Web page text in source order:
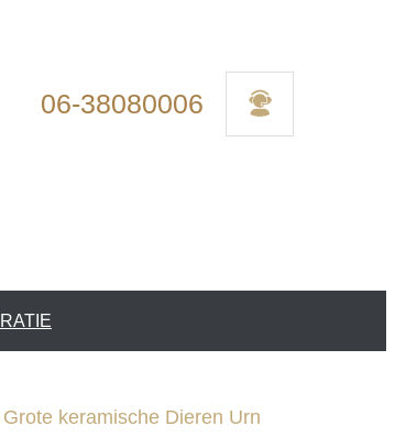
06-38080006
keramische Dieren Urn